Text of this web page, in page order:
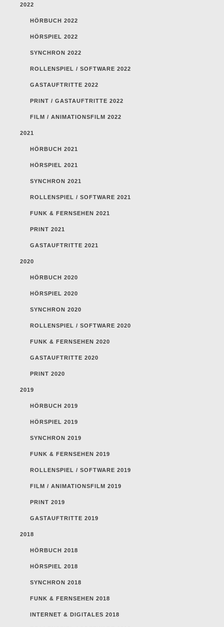
2022
HÖRBUCH 2022
HÖRSPIEL 2022
SYNCHRON 2022
ROLLENSPIEL / SOFTWARE 2022
GASTAUFTRITTE 2022
PRINT / GASTAUFTRITTE 2022
FILM / ANIMATIONSFILM 2022
2021
HÖRBUCH 2021
HÖRSPIEL 2021
SYNCHRON 2021
ROLLENSPIEL / SOFTWARE 2021
FUNK & FERNSEHEN 2021
PRINT 2021
GASTAUFTRITTE 2021
2020
HÖRBUCH 2020
HÖRSPIEL 2020
SYNCHRON 2020
ROLLENSPIEL / SOFTWARE 2020
FUNK & FERNSEHEN 2020
GASTAUFTRITTE 2020
PRINT 2020
2019
HÖRBUCH 2019
HÖRSPIEL 2019
SYNCHRON 2019
FUNK & FERNSEHEN 2019
ROLLENSPIEL / SOFTWARE 2019
FILM / ANIMATIONSFILM 2019
PRINT 2019
GASTAUFTRITTE 2019
2018
HÖRBUCH 2018
HÖRSPIEL 2018
SYNCHRON 2018
FUNK & FERNSEHEN 2018
INTERNET & DIGITALES 2018